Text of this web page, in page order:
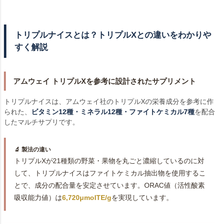
トリプルナイスとは？トリプルXとの違いをわかりや
すく解説
アムウェイ トリプルXを参考に設計されたサプリメント
トリプルナイスは、アムウェイ社のトリプルXの栄養成分を参考に作
られた、
ビタミン12種・ミネラル12種・ファイトケミカル7種を配合
したマルチサプリです。
🔬 製法の違い
トリプルXが21種類の野菜・果物を丸ごと濃縮しているのに対
して、トリプルナイスはファイトケミカル抽出物を使用するこ
とで、成分の配合量を安定させています。ORAC値（活性酸素
吸収能力値）は6,720μmolTE/gを実現しています。